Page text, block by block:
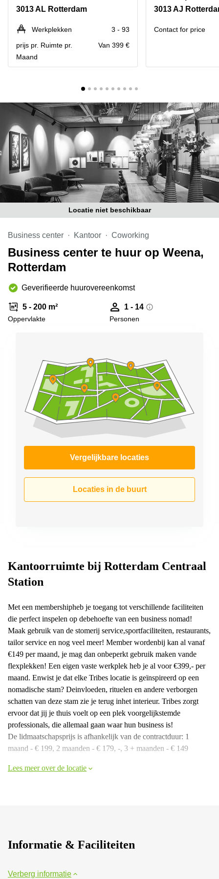
Hengelo
Hilversum
Hoofddorp
Deventer
Tilburg
Zwolle
Amsterdam
Westpoort
Reeuwijk
Business
Arnhem
Business
center
Hilversum
Business
center
Den
Haag
Coworking
space
Breda
Coworking
in Arnhem
Coworking
Hilversum
Coworking
space
Zwolle
Kantoor
Hengelo
Bedrijfsruimte
Huren in
Nijmegen
3013 AL Rotterdam
Werkplekken
3 - 93
prijs pr. Ruimte pr.
Maand
Van 399 €
3013 AJ
Contact for price
Locatie niet beschikbaar
Business center Kantoor Coworking
Business center te huur op Weena,
Rotterdam
Geverifieerde huurovereenkomst
5 - 200 m²
Oppervlakte
1 - 14
Personen
Vergelijkbare locaties
Locaties in de buurt
Kantoorruimte bij Rotterdam Centraal
Station
Met een membershipheb je toegang tot verschillende faciliteiten
die perfect inspelen op debehoefte van een business nomad!
Maak gebruik van de stomerij service,sportfaciliteiten, restaurants,
tailor service en nog veel meer! Member wordenbij kan al vanaf
€149 per maand, je mag dan onbeperkt gebruik maken vande
flexplekken! Een eigen vaste werkplek heb je al voor €399,- per
maand. Enwist je dat elke Tribes locatie is geïnspireerd op een
nomadische stam? Deinvloeden, rituelen en andere verborgen
schatten van deze stam zie je terug inhet interieur. Tribes zorgt
ervoor dat jij je thuis voelt op een plek voorgelijkstemde
professionals, die allemaal gaan waar hun business is!
De lidmaatschapsprijs is afhankelijk van de contractduur: 1
maand - € 199, 2 maanden - € 179, -, 3 + maanden - € 149
Lees meer over de locatie
Informatie & Faciliteiten
Verberg informatie